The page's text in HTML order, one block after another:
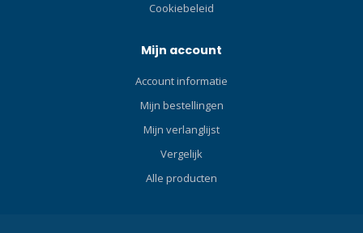
Cookiebeleid
Mijn account
Account informatie
Mijn bestellingen
Mijn verlanglijst
Vergelijk
Alle producten